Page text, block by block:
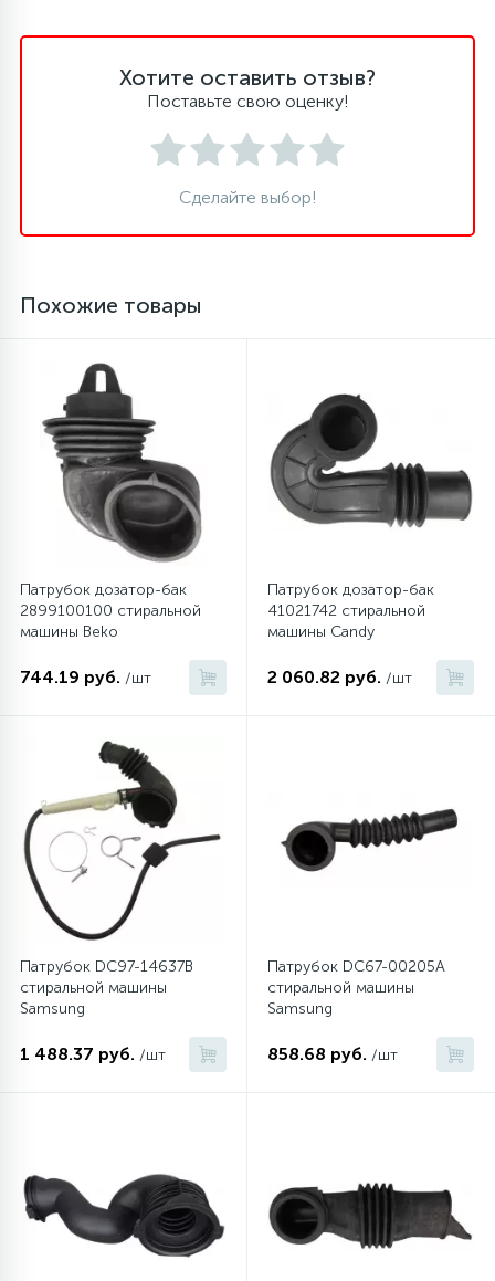
Хотите оставить отзыв?
Поставьте свою оценку!
Сделайте выбор!
Похожие товары
Патрубок дозатор-бак
2899100100 стиральной
машины Beko
744.19 руб. /шт
Патрубок дозатор-бак
41021742 стиральной
машины Candy
2 060.82 руб. /шт
Патрубок DC97-14637B
стиральной машины
Samsung
1 488.37 руб. /шт
Патрубок DC67-00205A
стиральной машины
Samsung
858.68 руб. /шт